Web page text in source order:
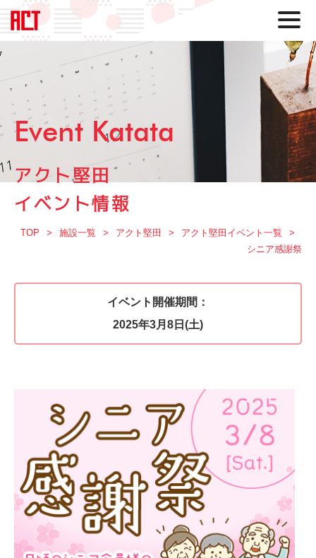
Event Katata
アクト堅田
イベント情報
TOP 施設一覧 アクト堅田
アクト堅田イベント一覧
シニア感謝祭
イベント開催期間：
2025年3月8日(土)